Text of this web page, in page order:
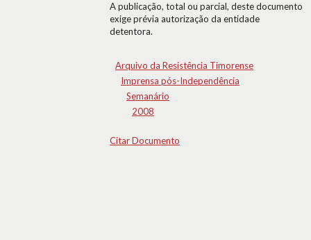
A publicação, total ou parcial, deste documento
exige prévia autorização da entidade
detentora.
Arquivo da Resistência Timorense
Imprensa pós-Independência
Semanário
2008
Citar Documento